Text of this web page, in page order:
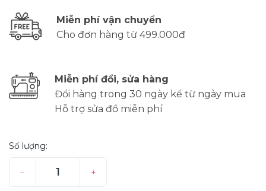
Miễn phí vận chuyển
Cho đơn hàng từ 499.000đ
Miễn phí đổi, sửa hàng
Đổi hàng trong 30 ngày kể từ ngày mua
Hỗ trợ sửa đồ miễn phí
Số lượng:
– +